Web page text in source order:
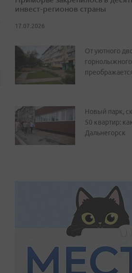
инвест-регионов страны
17.07.2026
От уютного
горнолыжного
Новый парк,
50 квартир:
Дальнегорск